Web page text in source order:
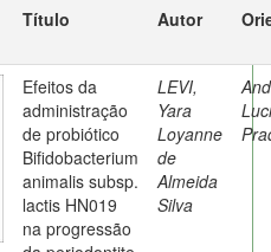
Título Autor
Efeitos da
administração
de probiótico
Bifidobacterium
animalis subsp.
lactis HN019
na progressão
LEVI,
Yara
Loyanne
de
Almeida
Silva